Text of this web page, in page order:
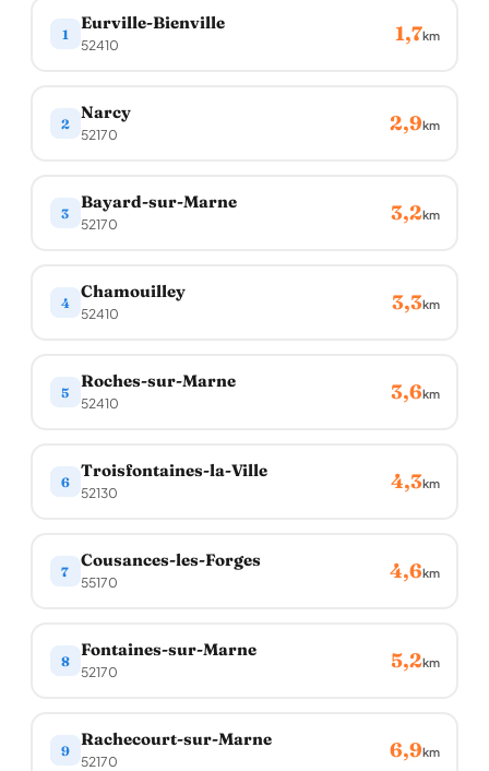
1
Eurville-Bienville
52410 1,7km
2
Narcy
52170 2,9km
3
Bayard-sur-Marne
52170 3,2km
4
Chamouilley
52410 3,3km
5
Roches-sur-Marne
52410 3,6km
6
Troisfontaines-la-Ville
52130 4,3km
7
Cousances-les-Forges
55170 4,6km
8
Fontaines-sur-Marne
52170 5,2km
9
Rachecourt-sur-Marne
52170 6,9km